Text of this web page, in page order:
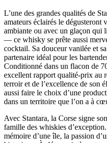
L’une des grandes qualités de
amateurs éclairés le
ambiante ou avec un glaçon qui
— ce whisky se prête aussi
cocktail. Sa douceur vanilée et
partenaire idéal pour les
Conditionné dans un flacon de
excellent rapport qualité-prix au
terroir et de l’excellence de son
aussi faire le choix d’une
dans un territoire que l’on a à
Avec Stantara, la Corse signe
famille des whiskies
mémoire d’une île, la passion